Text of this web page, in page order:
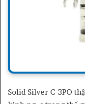
Solid Silver C-3PO